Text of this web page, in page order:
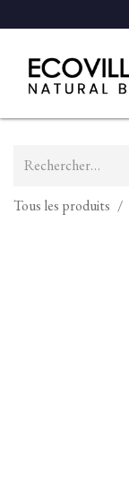
Tous les produits